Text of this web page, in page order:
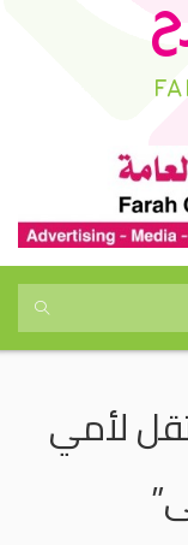
تقل لأمي